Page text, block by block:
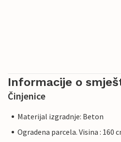
Informacije o
Činjenice
Materijal izgradnje: Beton
Ogradena parcela. Visina : 160